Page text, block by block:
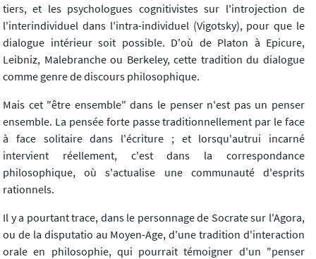
tiers, et les psychologues cognitivistes sur l'introjection de
l'interindividuel dans l'intra-individuel (Vigotsky), pour que le
dialogue intérieur soit possible. D'où de Platon à Epicure,
Leibniz, Malebranche ou Berkeley, cette tradition du dialogue
comme genre de discours philosophique.
Mais cet "être ensemble" dans le penser n'est pas un penser
ensemble. La pensée forte passe traditionnellement par le face
à face solitaire dans l'écriture ; et lorsqu'autrui incarné
intervient réellement, c'est dans la correspondance
philosophique, où s'actualise une communauté d'esprits
rationnels.
Il y a pourtant trace, dans le personnage de Socrate sur l'Agora,
ou de la disputatio au Moyen-Age, d'une tradition d'interaction
orale en philosophie, qui pourrait témoigner d'un "penser